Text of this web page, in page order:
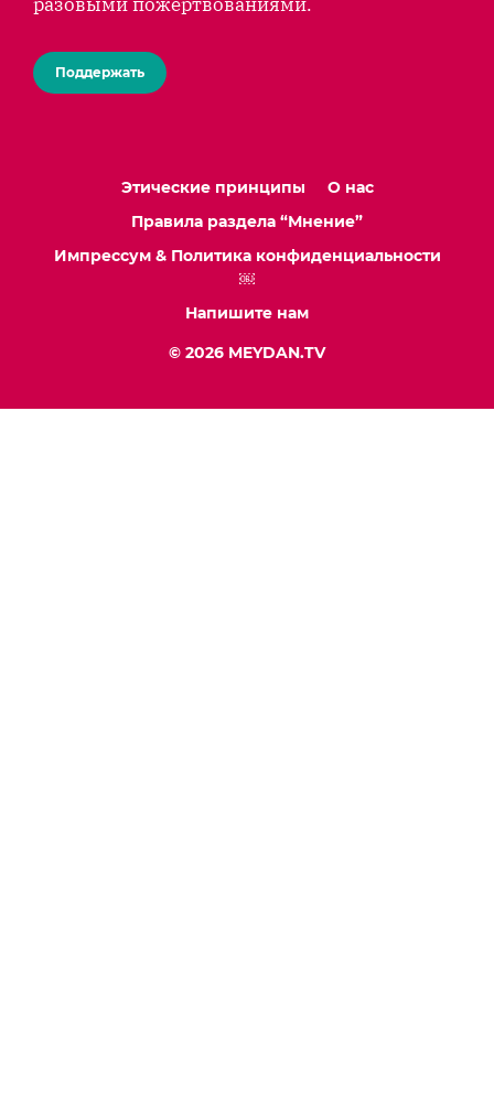
разовыми пожертвованиями.
Поддержать
Этические принципы
О нас
Правила раздела “Мнение”
Импрессум & Политика конфиденциальности
￼
Напишите нам
© 2026 MEYDAN.TV